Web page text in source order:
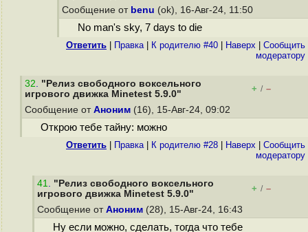
Сообщение от benu (ok), 16-Авг-24, 11:50
No man's sky, 7 days to die
Ответить Правка| К родителю #40 Наверх
Cообщить
модератору
32. "Релиз свободного воксельного
игрового движка Minetest 5.9.0"
+ / –
Сообщение от Аноним (16), 15-Авг-24, 09:02
Открою тебе тайну: можно
Ответить Правка| К родителю #28 Наверх
Cообщить
модератору
41. "Релиз свободного воксельного
игрового движка Minetest 5.9.0"
+ / –
Сообщение от Аноним (28), 15-Авг-24, 16:43
Ну если можно, сделать, тогда что тебе